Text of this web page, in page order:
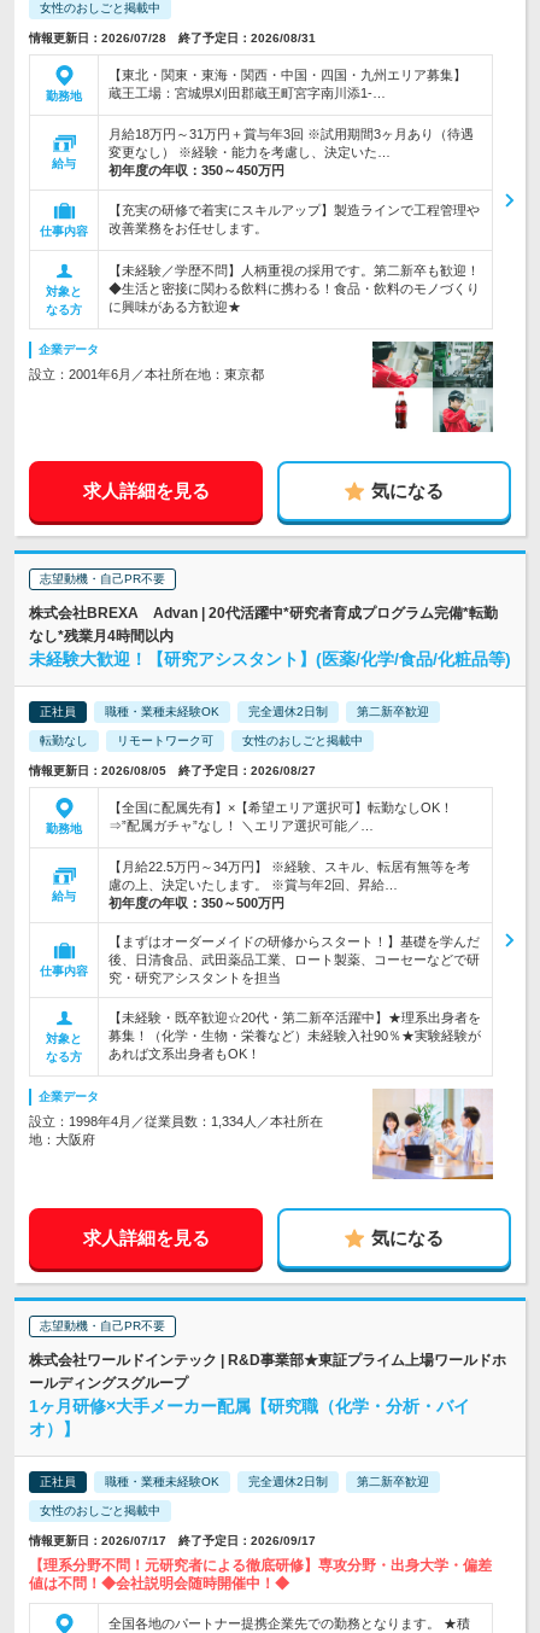
女性のおしごと掲載中
情報更新日：2026/07/28 終了予定日：2026/08/31
勤務地
【東北・関東・東海・関西・中国・四国・九州エリア募集】
蔵王工場：宮城県刈田郡蔵王町宮字南川添1-…
給与
月給18万円～31万円＋賞与年3回 ※試用期間3ヶ月あり（待遇
変更なし） ※経験・能力を考慮し、決定いた…
初年度の年収： 350～450万円
仕事内容
【充実の研修で着実にスキルアップ】製造ラインで工程管理や
改善業務をお任せします。
対象と
なる方
【未経験／学歴不問】人柄重視の採用です。第二新卒も歓迎！
◆生活と密接に関わる飲料に携わる！食品・飲料のモノづくり
に興味がある方歓迎★
企業データ
設立：2001年6月／本社所在地：東京都
求人詳細を見る 気になる
志望動機・自己PR不要
株式会社BREXA Advan | 20代活躍中*研究者育成プログラム完備*転勤
なし*残業月4時間以内
未経験大歓迎！【研究アシスタント】(医薬/化学/食品/化粧品等)
正社員 職種・業種未経験OK 完全週休2日制 第二新卒歓迎
転勤なし リモートワーク可 女性のおしごと掲載中
情報更新日：2026/08/05 終了予定日：2026/08/27
勤務地
【全国に配属先有】×【希望エリア選択可】転勤なしOK！
⇒”配属ガチャ”なし！ ＼エリア選択可能／…
給与
【月給22.5万円～34万円】 ※経験、スキル、転居有無等を考
慮の上、決定いたします。 ※賞与年2回、昇給…
初年度の年収： 350～500万円
仕事内容
【まずはオーダーメイドの研修からスタート！】基礎を学んだ
後、日清食品、武田薬品工業、ロート製薬、コーセーなどで研
究・研究アシスタントを担当
対象と
なる方
【未経験・既卒歓迎☆20代・第二新卒活躍中】★理系出身者を
募集！（化学・生物・栄養など）未経験入社90％★実験経験が
あれば文系出身者もOK！
企業データ
設立：1998年4月／従業員数：1,334人／本社所在
地：大阪府
求人詳細を見る 気になる
志望動機・自己PR不要
株式会社ワールドインテック | R&D事業部★東証プライム上場ワールドホ
ールディングスグループ
1ヶ月研修×大手メーカー配属【研究職（化学・分析・バイ
オ）】
正社員 職種・業種未経験OK 完全週休2日制 第二新卒歓迎
女性のおしごと掲載中
情報更新日：2026/07/17 終了予定日：2026/09/17
【理系分野不問！元研究者による徹底研修】専攻分野・出身大学・偏差
値は不問！◆会社説明会随時開催中！◆
全国各地のパートナー提携企業先での勤務となります。 ★積